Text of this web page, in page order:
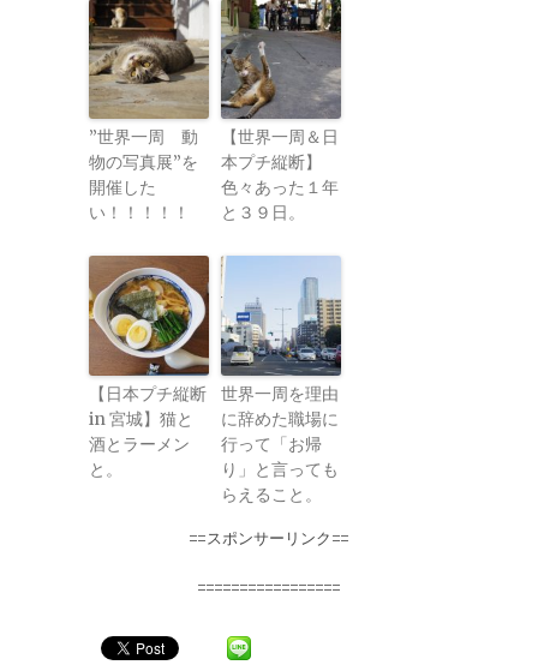
”世界一周 動
物の写真展”を
開催した
い！！！！！
【世界一周＆日
本プチ縦断】
色々あった１年
と３９日。
【日本プチ縦断
in 宮城】猫と
酒とラーメン
と。
世界一周を理由
に辞めた職場に
行って「お帰
り」と言っても
らえること。
==スポンサーリンク==
=================